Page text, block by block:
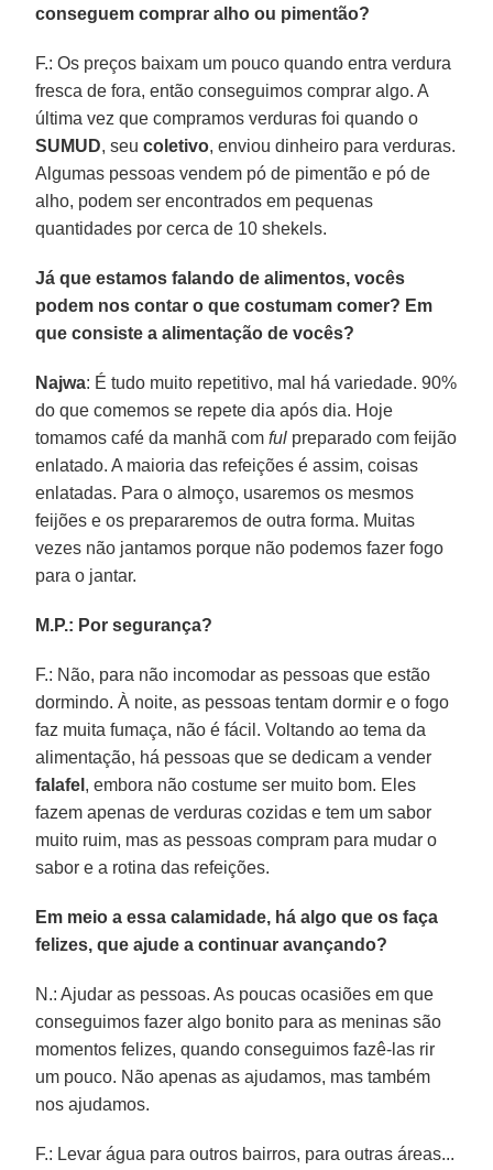
conseguem comprar alho ou pimentão?
F.: Os preços baixam um pouco quando entra verdura
fresca de fora, então conseguimos comprar algo. A
última vez que compramos verduras foi quando o
SUMUD, seucoletivo, enviou dinheiro para verduras.
Algumas pessoas vendem pó de pimentão e pó de
alho, podem ser encontrados em pequenas
quantidades por cerca de 10 shekels.
Já que estamos falando de alimentos, vocês
podem nos contar o que costumam comer? Em
que consiste a alimentação de vocês?
Najwa: É tudo muito repetitivo, mal há variedade. 90%
do que comemos se repete dia após dia. Hoje
tomamos café da manhã com ful preparado com feijão
enlatado. A maioria das refeições é assim, coisas
enlatadas. Para o almoço, usaremos os mesmos
feijões e os prepararemos de outra forma. Muitas
vezes não jantamos porque não podemos fazer fogo
para o jantar.
M.P.: Por segurança?
F.: Não, para não incomodar as pessoas que estão
dormindo. À noite, as pessoas tentam dormir e o fogo
faz muita fumaça, não é fácil. Voltando ao tema da
alimentação, há pessoas que se dedicam a vender
falafel , embora não costume ser muito bom. Eles
fazem apenas de verduras cozidas e tem um sabor
muito ruim, mas as pessoas compram para mudar o
sabor e a rotina das refeições.
Em meio a essa calamidade, há algo que os faça
felizes, que ajude a continuar avançando?
N.: Ajudar as pessoas. As poucas ocasiões em que
conseguimos fazer algo bonito para as meninas são
momentos felizes, quando conseguimos fazê-las rir
um pouco. Não apenas as ajudamos, mas também
nos ajudamos.
F.: Levar água para outros bairros, para outras áreas...